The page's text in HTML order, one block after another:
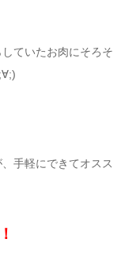
ていたお肉にそろそ
手軽にできてオスス